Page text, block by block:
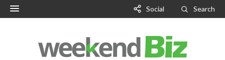
Social Search